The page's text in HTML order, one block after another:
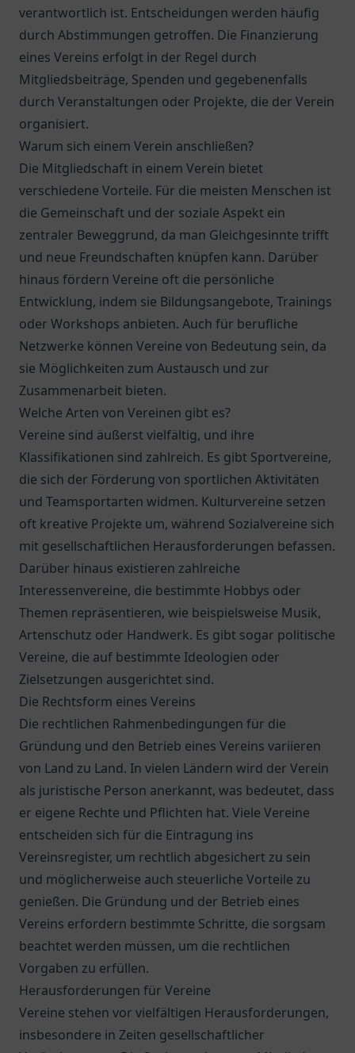
verantwortlich ist. Entscheidungen werden häufig
durch Abstimmungen getroffen. Die Finanzierung
eines Vereins erfolgt in der Regel durch
Mitgliedsbeiträge, Spenden und gegebenenfalls
durch Veranstaltungen oder Projekte, die der Verein
organisiert.
Warum sich einem Verein anschließen?
Die Mitgliedschaft in einem Verein bietet
verschiedene Vorteile. Für die meisten Menschen ist
die Gemeinschaft und der soziale Aspekt ein
zentraler Beweggrund, da man Gleichgesinnte trifft
und neue Freundschaften knüpfen kann. Darüber
hinaus fördern Vereine oft die persönliche
Entwicklung, indem sie Bildungsangebote, Trainings
oder Workshops anbieten. Auch für berufliche
Netzwerke können Vereine von Bedeutung sein, da
sie Möglichkeiten zum Austausch und zur
Zusammenarbeit bieten.
Welche Arten von Vereinen gibt es?
Vereine sind äußerst vielfältig, und ihre
Klassifikationen sind zahlreich. Es gibt Sportvereine,
die sich der Förderung von sportlichen Aktivitäten
und Teamsportarten widmen. Kulturvereine setzen
oft kreative Projekte um, während Sozialvereine sich
mit gesellschaftlichen Herausforderungen befassen.
Darüber hinaus existieren zahlreiche
Interessenvereine, die bestimmte Hobbys oder
Themen repräsentieren, wie beispielsweise Musik,
Artenschutz oder Handwerk. Es gibt sogar politische
Vereine, die auf bestimmte Ideologien oder
Zielsetzungen ausgerichtet sind.
Die Rechtsform eines Vereins
Die rechtlichen Rahmenbedingungen für die
Gründung und den Betrieb eines Vereins variieren
von Land zu Land. In vielen Ländern wird der Verein
als juristische Person anerkannt, was bedeutet, dass
er eigene Rechte und Pflichten hat. Viele Vereine
entscheiden sich für die Eintragung ins
Vereinsregister, um rechtlich abgesichert zu sein
und möglicherweise auch steuerliche Vorteile zu
genießen. Die Gründung und der Betrieb eines
Vereins erfordern bestimmte Schritte, die sorgsam
beachtet werden müssen, um die rechtlichen
Vorgaben zu erfüllen.
Herausforderungen für Vereine
Vereine stehen vor vielfältigen Herausforderungen,
insbesondere in Zeiten gesellschaftlicher